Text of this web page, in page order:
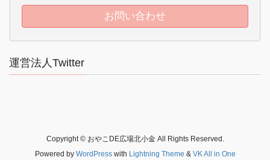
お問い合わせ
運営法人Twitter
Copyright © おやこDE広場北小金 All Rights Reserved.
Powered by WordPresswith Lightning Theme & VK All in One